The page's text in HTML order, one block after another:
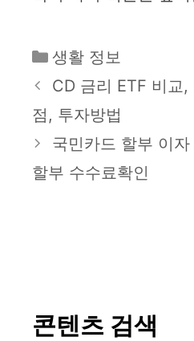
카
테
리
생활 정보
CD 금리 ETF 비교
점, 투자방법
국민카드 할부 이
할부 수수료확인
콘텐츠 검색